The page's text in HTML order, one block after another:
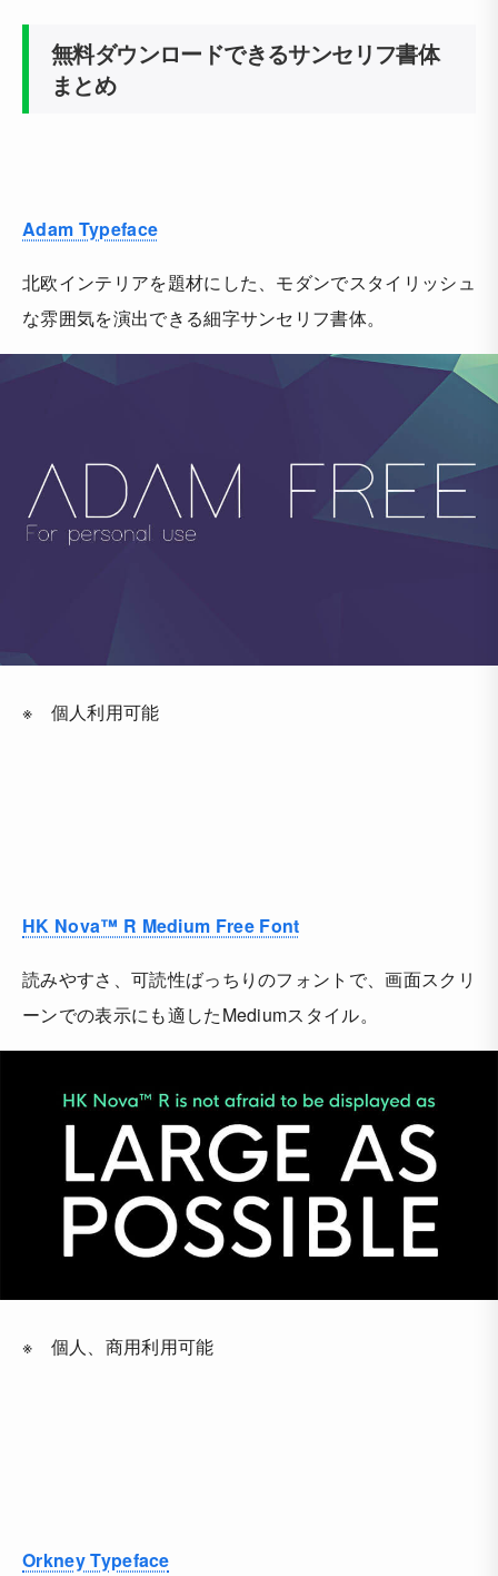
無料ダウンロードできるサンセリフ書体
まとめ
Adam Typeface
北欧インテリアを題材にした、モダンでスタイリッシュ
な雰囲気を演出できる細字サンセリフ書体。
※ 個人利用可能
HK Nova™ R Medium Free Font
読みやすさ、可読性ばっちりのフォントで、画面スクリ
ーンでの表示にも適したMediumスタイル。
※ 個人、商用利用可能
Orkney Typeface